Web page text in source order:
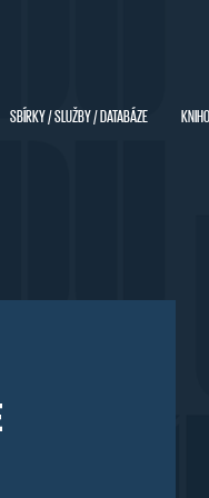
SBÍRKY / SLUŽBY / DATABÁZE